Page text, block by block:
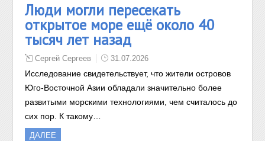
Люди могли пересекать
открытое море ещё около 40
тысяч лет назад
Сергей Сергеев 31.07.2026
Исследование свидетельствует, что жители островов
Юго-Восточной Азии обладали значительно более
развитыми морскими технологиями, чем считалось до
сих пор. К такому…
ДАЛЕЕ